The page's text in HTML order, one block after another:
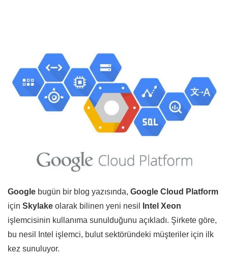
Google bugün bir blog yazısında, Google Cloud Platform
için Skylake olarak bilinen yeni nesil
Intel Xeon
işlemcisinin kullanıma sunulduğunu açıkladı. Şirkete göre,
bu nesil Intel işlemci, bulut sektöründeki müşteriler için ilk
kez sunuluyor.